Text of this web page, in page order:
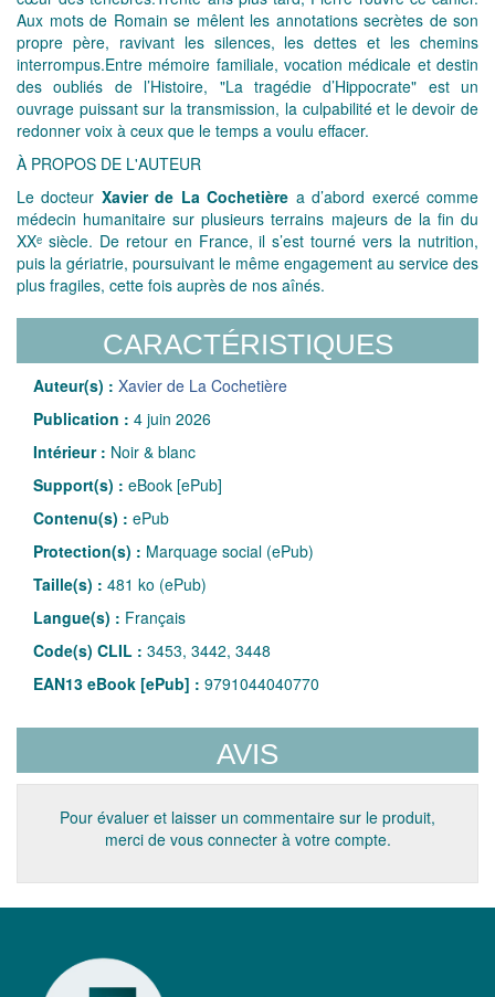
Aux mots de Romain se mêlent les annotations secrètes de son
propre père, ravivant les silences, les dettes et les chemins
interrompus.Entre mémoire familiale, vocation médicale et destin
des oubliés de l’Histoire, "La tragédie d’Hippocrate" est un
ouvrage puissant sur la transmission, la culpabilité et le devoir de
redonner voix à ceux que le temps a voulu effacer.
À PROPOS DE L'AUTEUR
Le docteur Xavier de La Cochetière a d’abord exercé comme
médecin humanitaire sur plusieurs terrains majeurs de la fin du
XXᵉ siècle. De retour en France, il s’est tourné vers la nutrition,
puis la gériatrie, poursuivant le même engagement au service des
plus fragiles, cette fois auprès de nos aînés.
CARACTÉRISTIQUES
Auteur(s) : Xavier de La Cochetière
Publication : 4 juin 2026
Intérieur : Noir & blanc
Support(s) : eBook [ePub]
Contenu(s) : ePub
Protection(s) : Marquage social (ePub)
Taille(s) : 481 ko (ePub)
Langue(s) : Français
Code(s) CLIL : 3453, 3442, 3448
EAN13 eBook [ePub] : 9791044040770
AVIS
Pour évaluer et laisser un commentaire sur le produit,
merci de vous connecter à votre compte.